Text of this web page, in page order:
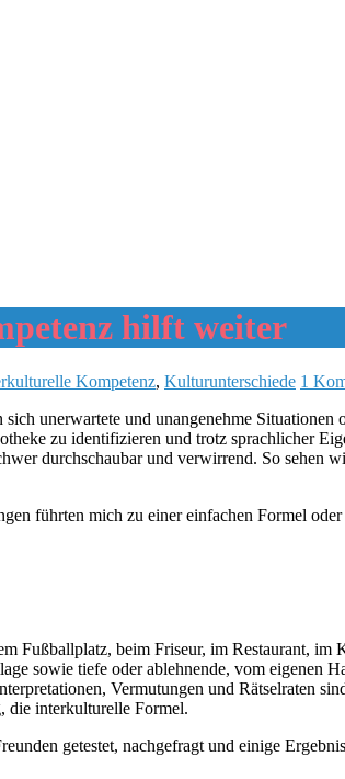
hilft weiter
Kompetenz, Kulturunterschiede 1
unerwartete und unangenehme
zu identifizieren und trotz sprachlicher
durchschaubar und verwirrend. So sehen
führten mich zu einer einfachen Formel
Fußballplatz, beim Friseur, im Restaurant,
sowie tiefe oder ablehnende, vom eigenen
Vermutungen und Rätselraten
die interkulturelle Formel.
getestet, nachgefragt und einige